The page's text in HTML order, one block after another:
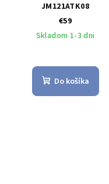
JM121ATK08
€59
Skladom 1-3 dni
Do košíka